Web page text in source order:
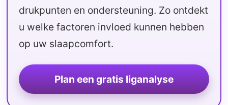
drukpunten en ondersteuning. Zo ontdekt
u welke factoren invloed kunnen hebben
op uw slaapcomfort.
Plan een gratis liganalyse